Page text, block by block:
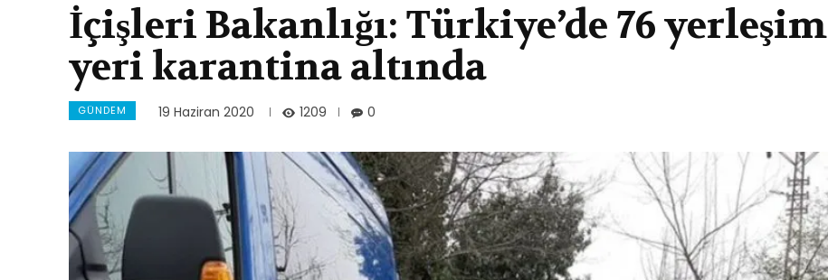
İçişleri Bakanlığı: Türkiye’de 76 yerleşim
yeri karantina altında
GÜNDEM 19 Haziran 2020 1209 0